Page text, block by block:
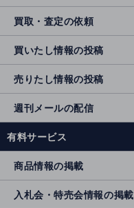
買取・査定の依頼
買いたし情報の投稿
売りたし情報の投稿
週刊メールの配信
有料サービス
商品情報の掲載
入札会・特売会情報の掲載